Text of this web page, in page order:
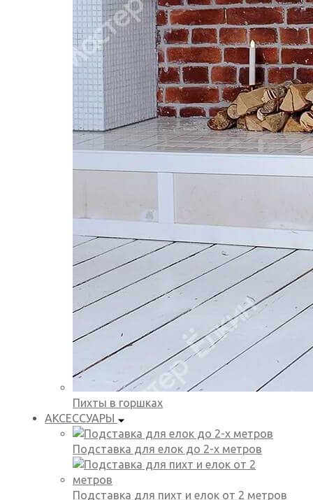
Пихты в горшках
АКСЕССУАРЫ
Подставка для елок до 2-х метров
Подставка для пихт и елок от 2 метров